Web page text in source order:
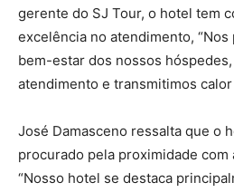
gerente do SJ Tour, o hotel tem
excelência no atendimento,
bem-estar dos nossos
atendimento e transmitimos calor
José Damasceno ressalta que o
procurado pela proximidade com
“Nosso hotel se destaca